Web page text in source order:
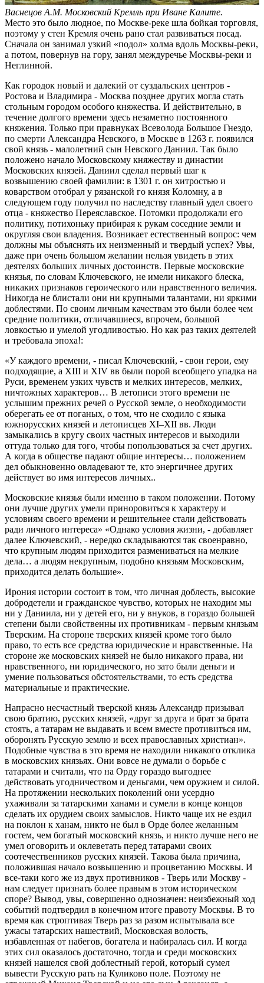
Васнецов А.М. Московский Кремль при Иване Калите.
Место это было людное, по Москве-реке шла бойкая торговля,
поэтому у стен Кремля очень рано стал развиваться посад.
Сначала он занимал узкий «подол» холма вдоль Москвы-реки,
а потом, повернув на гору, занял междуречье Москвы-реки и
Неглинной.
Как городок новый и далекий от суздальских центров -
Ростова и Владимира - Москва позднее других могла стать
стольным городом особого княжества. И действительно, в
течение долгого времени здесь незаметно постоянного
княжения. Только при правнуках Всеволода Большое Гнездо,
по смерти Александра Невского, в Москве в 1263 г. появился
свой князь - малолетний сын Невского Даниил. Так было
положено начало Московскому княжеству и династии
Московских князей. Даниил сделал первый шаг к
возвышению своей фамилии: в 1301 г. он хитростью и
коварством отобрал у рязанской го князя Коломну, а в
следующем году получил по наследству главный удел своего
отца - княжество Переяславское. Потомки продолжали его
политику, потихоньку прибирая к рукам соседние земли и
округляя свои владения. Возникает естественный вопрос: чем
должны мы объяснять их неизменный и твердый успех? Увы,
даже при очень большом желании нельзя увидеть в этих
деятелях больших личных достоинств. Первые московские
князья, по словам Ключевского, не имели никакого блеска,
никаких признаков героического или нравственного величия.
Никогда не блистали они ни крупными талантами, ни яркими
доблестями. По своим личным качествам это были более чем
средние политики, отличавшиеся, впрочем, большой
ловкостью и умелой угодливостью. Но как раз таких деятелей
и требовала эпоха!:
«У каждого времени, - писал Ключевский, - свои герои, ему
подходящие, а XIII и XIV вв были порой всеобщего упадка на
Руси, временем узких чувств и мелких интересов, мелких,
ничтожных характеров… В летописи этого времени не
услышим прежних речей о Русской земле, о необходимости
оберегать ее от поганых, о том, что не сходило с языка
южнорусских князей и летописцев XI–XII вв. Люди
замыкались в кругу своих частных интересов и выходили
оттуда только для того, чтобы попользоваться за счет других.
А когда в обществе падают общие интересы… положением
дел обыкновенно овладевают те, кто энергичнее других
действует во имя интересов личных..
Московские князья были именно в таком положении. Потому
они лучше других умели приноровиться к характеру и
условиям своего времени и решительнее стали действовать
ради личного интереса» «Однако условия жизни, - добавляет
далее Ключевский, - нередко складываются так своенравно,
что крупным людям приходится размениваться на мелкие
дела… а людям некрупным, подобно князьям Московским,
приходится делать большие».
Ирония истории состоит в том, что личная доблесть, высокие
добродетели и гражданское чувство, которых не находим мы
ни у Даниила, ни у детей его, ни у внуков, в гораздо большей
степени были свойственны их противникам - первым князьям
Тверским. На стороне тверских князей кроме того было
право, то есть все средства юридические и нравственные. На
стороне же московских князей не было никакого права, ни
нравственного, ни юридического, но зато были деньги и
умение пользоваться обстоятельствами, то есть средства
материальные и практические.
Напрасно несчастный тверской князь Александр призывал
свою братию, русских князей, «друг за друга и брат за брата
стоять, а татарам не выдавать и всем вместе противиться им,
оборонять Русскую землю и всех православных христиан».
Подобные чувства в это время не находили никакого отклика
в московских князьях. Они вовсе не думали о борьбе с
татарами и считали, что на Орду гораздо выгоднее
действовать угодничеством и деньгами, чем оружием и силой.
На протяжении нескольких поколений они усердно
ухаживали за татарскими ханами и сумели в конце концов
сделать их орудием своих замыслов. Никто чаще их не ездил
на поклон к ханам, никто не был в Орде более желанным
гостем, чем богатый московский князь, и никто лучше него не
умел оговорить и оклеветать перед татарами своих
соотечественников русских князей. Такова была причина,
положившая начало возвышению и процветанию Москвы. И
все-таки кого же из двух противников - Тверь или Москву -
нам следует признать более правым в этом историческом
споре? Вывод, увы, совершенно однозначен: неизбежный ход
событий подтвердил в конечном итоге правоту Москвы. В то
время как строптивая Тверь раз за разом испытывала все
ужасы татарских нашествий, Московская волость,
избавленная от набегов, богатела и набиралась сил. И когда
этих сил оказалось достаточно, тогда и среди московских
князей нашелся свой доблестный герой, который сумел
вывести Русскую рать на Куликово поле. Поэтому не